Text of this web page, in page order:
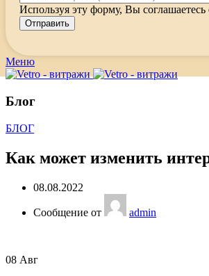
Используя эту форму, Вы
Меню
Блог
БЛОГ
Как может изменить
08.08.2022
Сообщение от admin
08 Авг